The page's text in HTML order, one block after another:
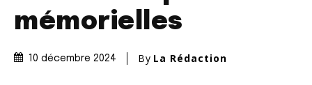
mémorielles
10 décembre 2024 By La Rédaction